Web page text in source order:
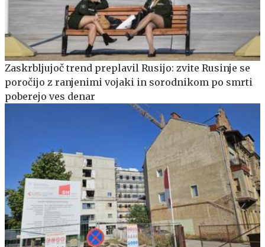
Zaskrbljujoč trend preplavil Rusijo: zvite Rusinje se
poročijo z ranjenimi vojaki in sorodnikom po smrti
poberejo ves denar